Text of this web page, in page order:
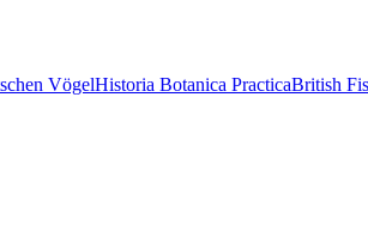
VögelHistoria Botanica PracticaBritish